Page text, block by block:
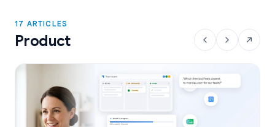
17 ARTICLES
Product